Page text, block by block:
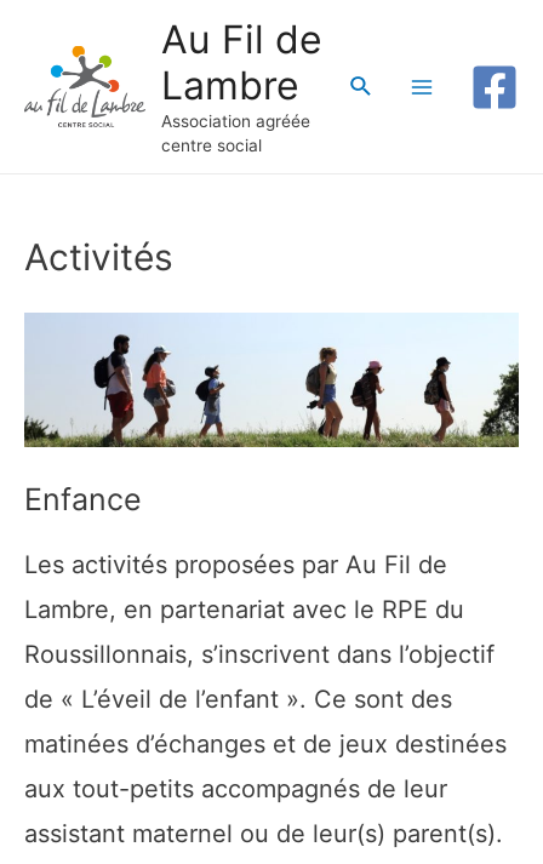
Au Fil de
Lambre
Association agréée
centre social
Rechercher
Activités
Enfance
Les activités proposées par Au Fil de
Lambre, en partenariat avec le RPE du
Roussillonnais, s’inscrivent dans l’objectif
de « L’éveil de l’enfant ». Ce sont des
matinées d’échanges et de jeux destinées
aux tout-petits accompagnés de leur
assistant maternel ou de leur(s) parent(s).